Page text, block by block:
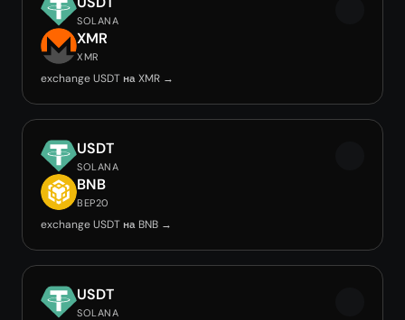
SOLANA
XMR
XMR
exchange USDT на XMR →
USDT
SOLANA
BNB
BEP20
exchange USDT на BNB →
USDT
SOLANA